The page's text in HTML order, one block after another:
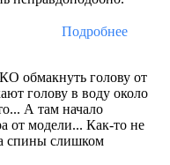
Подробнее
обмакнуть голову от
голову в воду около
А там начало
от модели... Как-то не
спины слишком